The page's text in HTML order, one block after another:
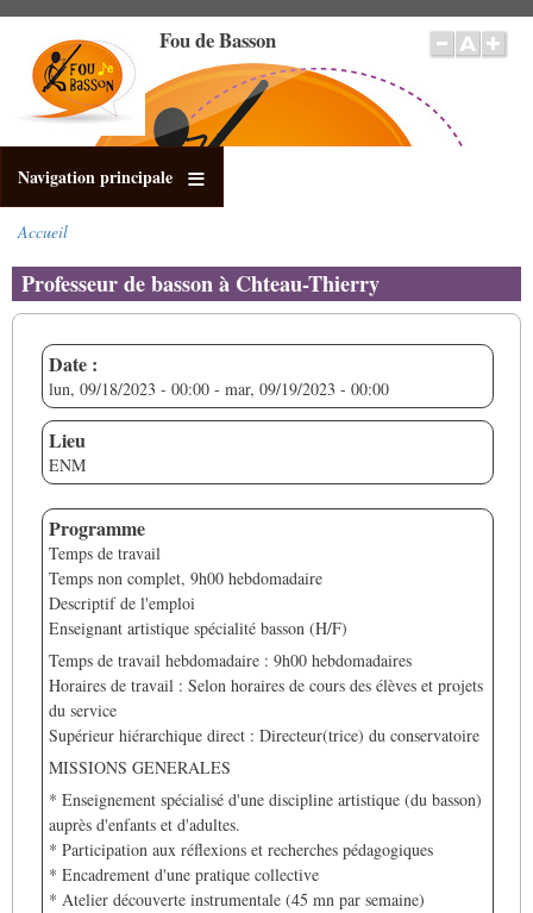
contenu
principal
Fou de Basson
Navigation principale
d'Ariane
Accueil
Professeur de basson à Chteau-Thierry
Date :
lun, 09/18/2023 - 00:00 - mar, 09/19/2023 - 00:00
Lieu
ENM
Programme
Temps de travail
Temps non complet, 9h00 hebdomadaire
Descriptif de l'emploi
Enseignant artistique spécialité basson (H/F)
Temps de travail hebdomadaire : 9h00 hebdomadaires
Horaires de travail : Selon horaires de cours des élèves et projets
du service
Supérieur hiérarchique direct : Directeur(trice) du conservatoire
MISSIONS GENERALES
* Enseignement spécialisé d'une discipline artistique (du basson)
auprès d'enfants et d'adultes.
* Participation aux réflexions et recherches pédagogiques
* Encadrement d'une pratique collective
* Atelier découverte instrumentale (45 mn par semaine)